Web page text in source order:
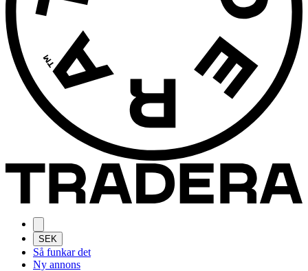
SEK
Så funkar det
Ny annons